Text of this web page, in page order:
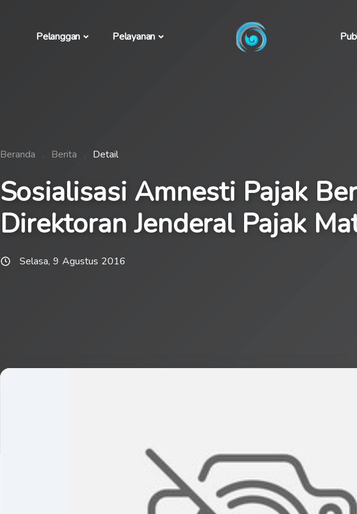
Pelanggan Pelayanan
Beranda Berita Detail
Sosialisasi Amnesti Pajak
Direktoran Jenderal Pajak
Selasa, 9 Agustus 2016